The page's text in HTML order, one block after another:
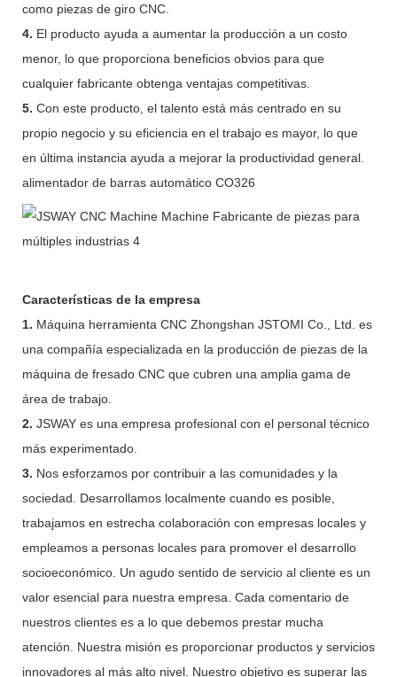
como piezas de giro CNC.
4. El producto ayuda a aumentar la producción a un costo
menor, lo que proporciona beneficios obvios para que
cualquier fabricante obtenga ventajas competitivas.
5. Con este producto, el talento está más centrado en su
propio negocio y su eficiencia en el trabajo es mayor, lo que
en última instancia ayuda a mejorar la productividad general.
alimentador de barras automático CO326
Características de la empresa
1. Máquina herramienta CNC Zhongshan JSTOMI Co., Ltd. es
una compañía especializada en la producción de piezas de la
máquina de fresado CNC que cubren una amplia gama de
área de trabajo.
2. JSWAY es una empresa profesional con el personal técnico
más experimentado.
3. Nos esforzamos por contribuir a las comunidades y la
sociedad. Desarrollamos localmente cuando es posible,
trabajamos en estrecha colaboración con empresas locales y
empleamos a personas locales para promover el desarrollo
socioeconómico. Un agudo sentido de servicio al cliente es un
valor esencial para nuestra empresa. Cada comentario de
nuestros clientes es a lo que debemos prestar mucha
atención. Nuestra misión es proporcionar productos y servicios
innovadores al más alto nivel. Nuestro objetivo es superar las